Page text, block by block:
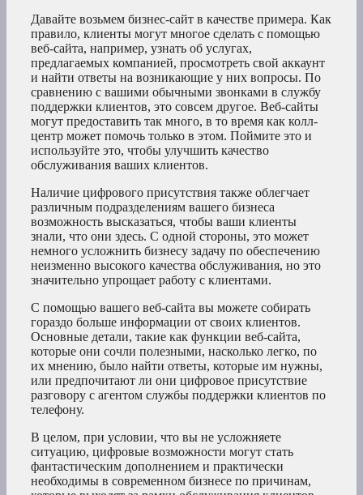
Давайте возьмем бизнес-сайт в качестве примера. Как
правило, клиенты могут многое сделать с помощью
веб-сайта, например, узнать об услугах,
предлагаемых компанией, просмотреть свой аккаунт
и найти ответы на возникающие у них вопросы. По
сравнению с вашими обычными звонками в службу
поддержки клиентов, это совсем другое. Веб-сайты
могут предоставить так много, в то время как колл-
центр может помочь только в этом. Поймите это и
используйте это, чтобы улучшить качество
обслуживания ваших клиентов.
Наличие цифрового присутствия также облегчает
различным подразделениям вашего бизнеса
возможность высказаться, чтобы ваши клиенты
знали, что они здесь. С одной стороны, это может
немного усложнить бизнесу задачу по обеспечению
неизменно высокого качества обслуживания, но это
значительно упрощает работу с клиентами.
С помощью вашего веб-сайта вы можете собирать
гораздо больше информации от своих клиентов.
Основные детали, такие как функции веб-сайта,
которые они сочли полезными, насколько легко, по
их мнению, было найти ответы, которые им нужны,
или предпочитают ли они цифровое присутствие
разговору с агентом службы поддержки клиентов по
телефону.
В целом, при условии, что вы не усложняете
ситуацию, цифровые возможности могут стать
фантастическим дополнением и практически
необходимы в современном бизнесе по причинам,